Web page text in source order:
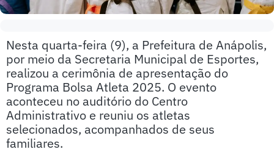
Nesta quarta-feira (9), a Prefeitura de Anápolis,
por meio da Secretaria Municipal de Esportes,
realizou a cerimônia de apresentação do
Programa Bolsa Atleta 2025. O evento
aconteceu no auditório do Centro
Administrativo e reuniu os atletas
selecionados, acompanhados de seus
familiares.